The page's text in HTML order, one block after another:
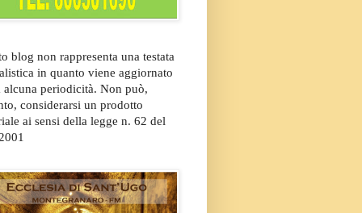
blog non rappresenta una testata
in quanto viene aggiornato
alcuna periodicità. Non può,
considerarsi un prodotto
ai sensi della legge n. 62 del